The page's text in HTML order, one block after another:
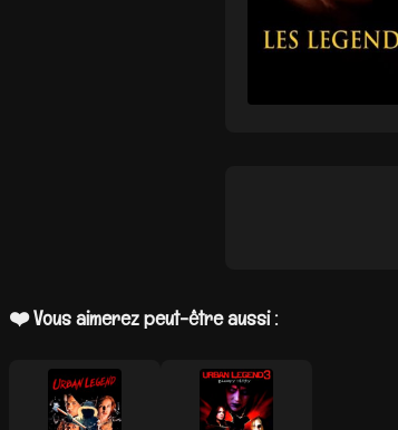
❤️ Vous aimerez peut-être aussi :